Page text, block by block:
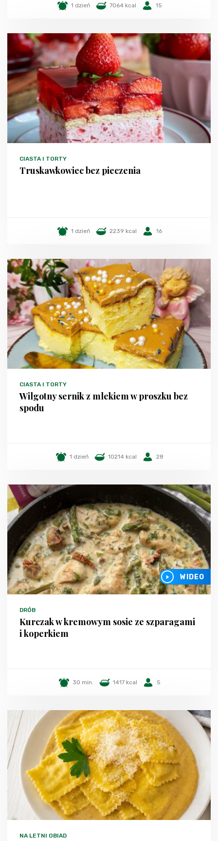
1 dzień 7064 kcal 15
CIASTA I TORTY
Truskawkowiec bez pieczenia
1 dzień 2239 kcal 16
CIASTA I TORTY
Wilgotny sernik z mlekiem w proszku bez
spodu
1 dzień 10214 kcal 28
WIDEO
DRÓB
Kurczak w kremowym sosie ze szparagami
i koperkiem
30 min. 1417 kcal 5
NA LETNI OBIAD